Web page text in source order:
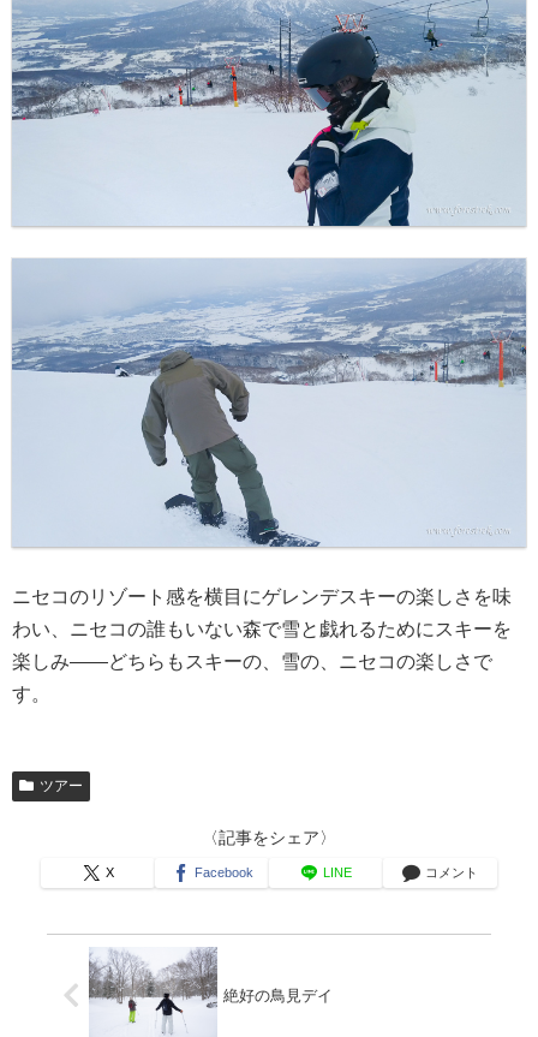
ニセコのリゾート感を横目にゲレンデスキーの楽しさを味
わい、ニセコの誰もいない森で雪と戯れるためにスキーを
楽しみ――どちらもスキーの、雪の、ニセコの楽しさで
す。
ツアー
〈記事をシェア〉
X Facebook LINE コメント
絶好の鳥見デイ